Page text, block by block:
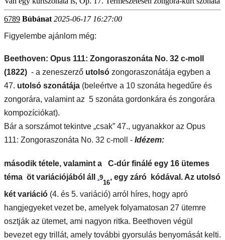
6789 Búbánat 2025-06-17 16:27:00
Figyelembe ajánlom még:
Beethoven: Opus 111: Zongoraszonáta No. 32 c-moll
(1822) - a zeneszerző utolsó zongoraszonátája egyben a
47. utolsó szonátája (beleértve a 10 szonáta hegedűre és
zongorára, valamint az 5 szonáta gordonkára és zongorára
kompozíciókat).
Bár a sorszámot tekintve „csak” 47., ugyanakkor az Opus
111: Zongoraszonáta No. 32 c-moll - Idézem:
második tétele, valamint a C-dúr finálé egy 16 ütemes
téma öt variációjából áll
.9
16
, egy záró kódával. Az utolsó
két variáció (4. és 5. variáció) arról híres, hogy apró
hangjegyeket vezet be, amelyek folyamatosan 27 ütemre
osztják az ütemet, ami nagyon ritka. Beethoven végül
bevezet egy trillát, amely további gyorsulás benyomását kelti.